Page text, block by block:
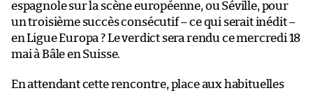
espagnole sur la scène européenne, ou Séville, pour
un troisième succès consécutif – ce qui serait inédit –
en Ligue Europa ? Le verdict sera rendu ce mercredi 18
mai à Bâle en Suisse.
En attendant cette rencontre, place aux habituelles